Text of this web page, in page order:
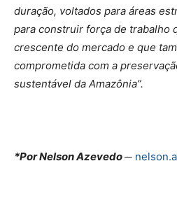
duração, voltados para áreas
para construir força de trabalho
crescente do mercado e que
comprometida com a
sustentável da Amazônia”.
*Por Nelson Azevedo ─